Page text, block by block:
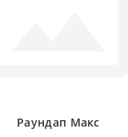
Раундап Макс